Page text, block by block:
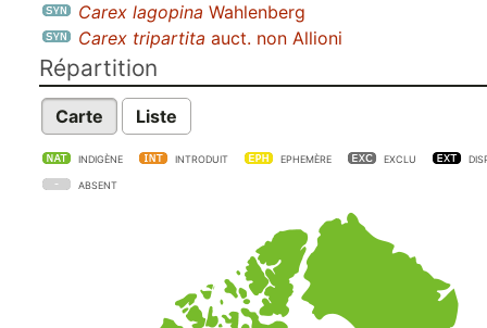
Carex lagopina Wahlenberg
Carex tripartita auct. non Allioni
Répartition
Carte Liste
INDIGÈNE INTRODUIT EPHEMÈRE EXCLU
ABSENT